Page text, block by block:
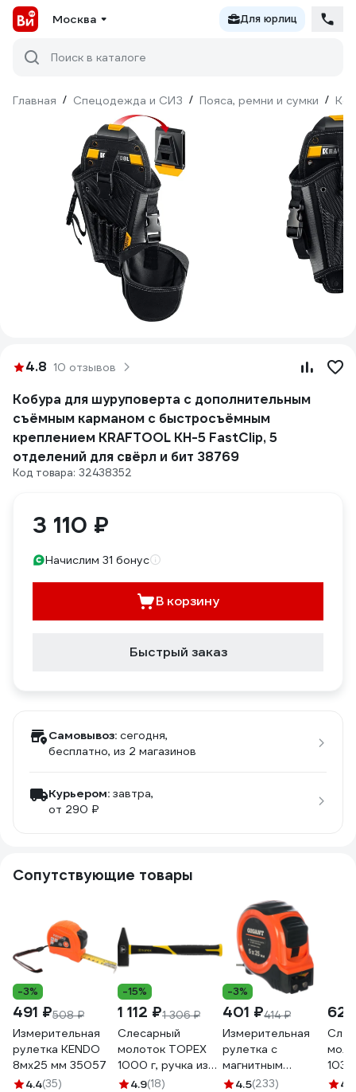
Москва Для юрлиц
Поиск в каталоге
Главная / Спецодежда и СИЗ / Пояса, ремни и сумки /
4.8 10 отзывов
Кобура для шуруповерта с дополнительным
съёмным карманом с быстросъёмным
креплением KRAFTOOL KH-5 FastClip, 5
отделений для свёрл и бит 38769
Код товара: 32438352
3 110 ₽
Начислим 31 бонус
В корзину
Быстрый заказ
Самовывоз: сегодня,
бесплатно, из 2 магазинов
Курьером: завтра,
от 290 ₽
Сопутствующие товары
-3%
491 ₽508 ₽
Измерительная
рулетка KENDO
8мх25 мм 35057
4.4(35)
-15%
1 112 ₽1 306 ₽
Слесарный
молоток TOPEX
1000 г, ручка из
стекловолокна
4.9(18)
-3%
401 ₽414 ₽
Измерительная
рулетка с
магнитным
крюком, 5x25мм
4.5(233)
4.7